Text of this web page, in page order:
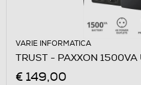
VARIE INFORMATICA
TRUST - PAXXON
€ 149,00